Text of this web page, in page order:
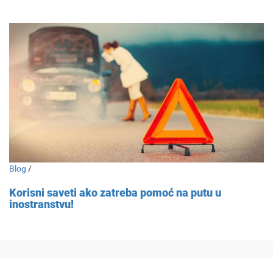
Blog /
Korisni saveti ako zatreba pomoć na putu u
inostranstvu!